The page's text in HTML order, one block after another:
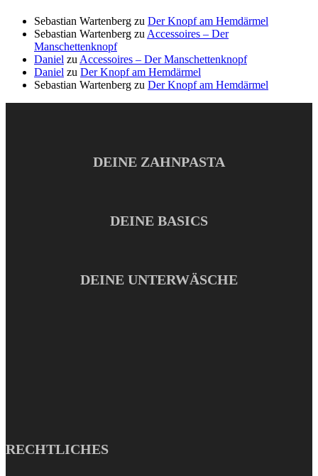
Sebastian Wartenberg zu Der Knopf am Hemdärmel
Sebastian Wartenberg zu Accessoires – Der
Manschettenknopf
Daniel zu Accessoires – Der Manschettenknopf
Daniel zu Der Knopf am Hemdärmel
Sebastian Wartenberg zu Der Knopf am Hemdärmel
DEINE ZAHNPASTA
DEINE BASICS
DEINE UNTERWÄSCHE
RECHTLICHES